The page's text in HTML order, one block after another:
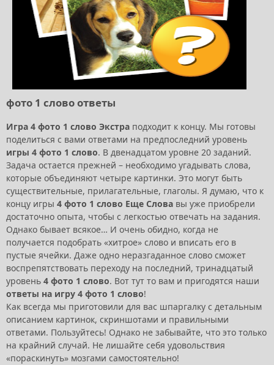
фото 1 слово ответы
Игра 4 фото 1 слово Экстра подходит к концу. Мы готовы
поделиться с вами ответами на предпоследний уровень
игры 4 фото 1 слово. В двенадцатом уровне 20 заданий.
Задача остается прежней – необходимо угадывать слова,
которые объединяют четыре картинки. Это могут быть
существительные, прилагательные, глаголы. Я думаю, что к
концу игры 4 фото 1 слово Еще Слова вы уже приобрели
достаточно опыта, чтобы с легкостью отвечать на задания.
Однако бывает всякое… И очень обидно, когда не
получается подобрать «хитрое» слово и вписать его в
пустые ячейки. Даже одно неразгаданное слово сможет
воспрепятствовать переходу на последний, тринадцатый
уровень 4 фото 1 слово. Вот тут то вам и пригодятся наши
ответы на игру 4 фото 1 слово!
Как всегда мы приготовили для вас шпаргалку с детальным
описанием картинок, скриншотами и правильными
ответами. Пользуйтесь! Однако не забывайте, что это только
на крайний случай. Не лишайте себя удовольствия
«пораскинуть» мозгами самостоятельно!